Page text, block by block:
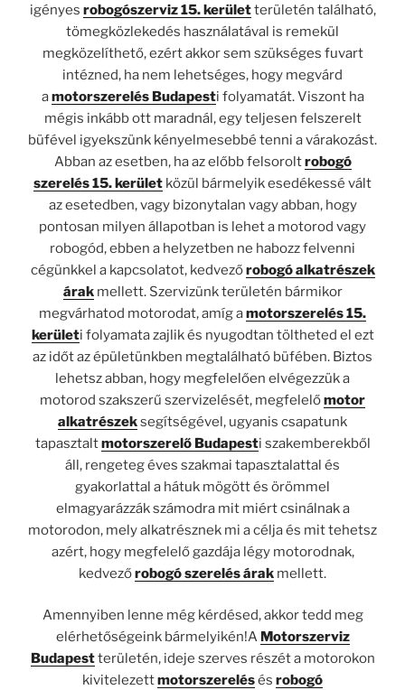
igényes robogószerviz 15. kerületterületén található,
tömegközlekedés használatával is remekül
megközelíthető, ezért akkor sem szükséges fuvart
intézned, ha nem lehetséges, hogy megvárd
amotorszerelés Budapesti folyamatát. Viszont ha
mégis inkább ott maradnál, egy teljesen felszerelt
büfével igyekszünk kényelmesebbé tenni a várakozást.
Abban az esetben, ha az előbb felsoroltrobogó
szerelés 15. kerület közül bármelyik esedékessé vált
az esetedben, vagy bizonytalan vagy abban, hogy
pontosan milyen állapotban is lehet a motorod vagy
robogód, ebben a helyzetben ne habozz felvenni
cégünkkel a kapcsolatot, kedvezőrobogó alkatrészek
árakmellett. Szervizünk területén bármikor
megvárhatod motorodat, amíg amotorszerelés 15.
kerületi folyamata zajlik és nyugodtan töltheted el ezt
az időt az épületünkben megtalálható büfében. Biztos
lehetsz abban, hogy megfelelően elvégezzük a
motorod szakszerű szervizelését, megfelelőmotor
alkatrészeksegítségével, ugyanis csapatunk
tapasztaltmotorszerelő Budapesti szakemberekből
áll, rengeteg éves szakmai tapasztalattal és
gyakorlattal a hátuk mögött és örömmel
elmagyarázzák számodra mit miért csinálnak a
motorodon, mely alkatrésznek mi a célja és mit tehetsz
azért, hogy megfelelő gazdája légy motorodnak,
kedvezőrobogó szerelés árak mellett.
Amennyiben lenne még kérdésed, akkor tedd meg
elérhetőségeink bármelyikén!A Motorszerviz
Budapestterületén, ideje szerves részét a motorokon
kivitelezettmotorszerelésés robogó